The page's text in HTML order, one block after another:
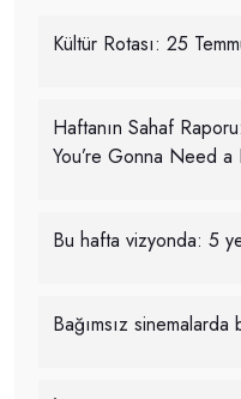
Kültür Rotası: 25
Haftanın Sahaf
You’re Gonna Need a
Bu hafta vizyonda: 5
Bağımsız sinemalarda